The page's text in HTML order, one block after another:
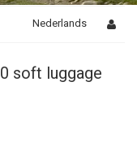
Nederlands
soft luggage